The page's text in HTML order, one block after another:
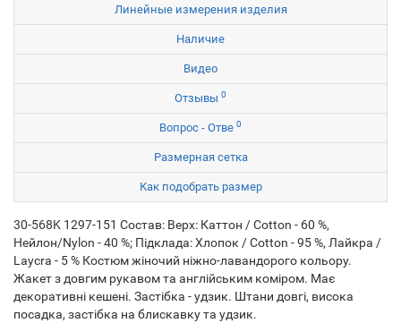
Линейные измерения изделия
Наличие
Видео
Отзывы 0
Вопрос - Отве 0
Размерная сетка
Как подобрать размер
30-568K 1297-151 Состав: Верх: Каттон / Cotton - 60 %,
Нейлон/Nylon - 40 %; Підклада: Хлопок / Cotton - 95 %, Лайкра /
Laycra - 5 % Костюм жіночий ніжно-лавандорого кольору.
Жакет з довгим рукавом та англійським коміром. Має
декоративні кешені. Застібка - удзик. Штани довгі, висока
посадка, застібка на блискавку та удзик.